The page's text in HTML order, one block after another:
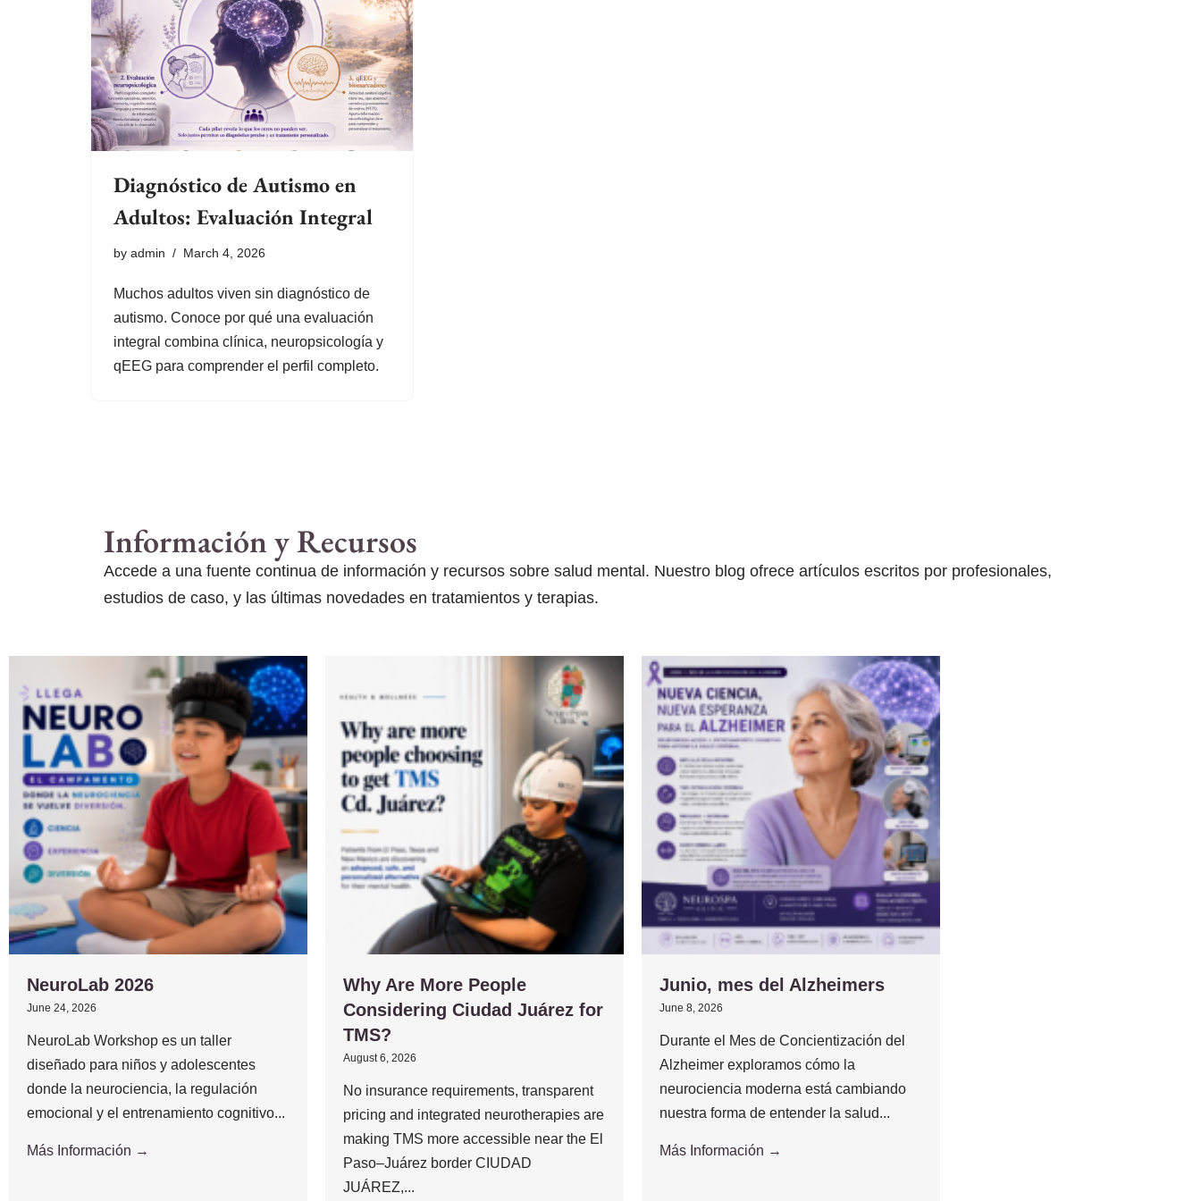
Diagnóstico de Autismo en
Adultos: Evaluación Integral
by admin March 4, 2026
Muchos adultos viven sin diagnóstico de
autismo. Conoce por qué una evaluación
integral combina clínica, neuropsicología y
qEEG para comprender el perfil completo.
Información y Recursos
Accede a una fuente continua de información y recursos sobre salud mental. Nuestro blog ofrece artículos escritos por profesionales,
estudios de caso, y las últimas novedades en tratamientos y terapias.
NeuroLab 2026
June 24, 2026
NeuroLab Workshop es un taller
diseñado para niños y adolescentes
donde la neurociencia, la regulación
emocional y el entrenamiento cognitivo...
Más Información →
Why Are More People
Considering Ciudad Juárez for
TMS?
August 6, 2026
No insurance requirements, transparent
pricing and integrated neurotherapies are
making TMS more accessible near the El
Paso–Juárez border CIUDAD
JUÁREZ,...
Junio, mes del Alzheimers
June 8, 2026
Durante el Mes de Concientización del
Alzheimer exploramos cómo la
neurociencia moderna está cambiando
nuestra forma de entender la salud...
Más Información →